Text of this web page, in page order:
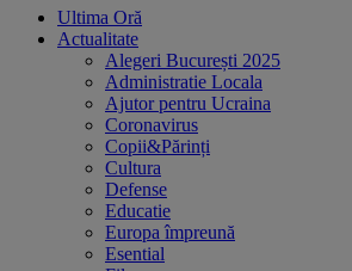
Ultima Oră
Actualitate
Alegeri București 2025
Administratie Locala
Ajutor pentru Ucraina
Coronavirus
Copii&Părinți
Cultura
Defense
Educatie
Europa împreună
Esential